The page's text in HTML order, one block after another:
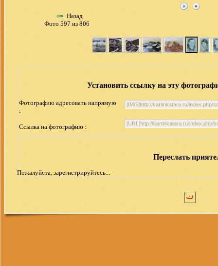
Назад
Фото 597 из 806
Установить ссылку на эту
Фотографию адресовать напрямую
:
Ссылка на фотографию :
Переслать
Пожалуйста, зарегистрируйтесь...